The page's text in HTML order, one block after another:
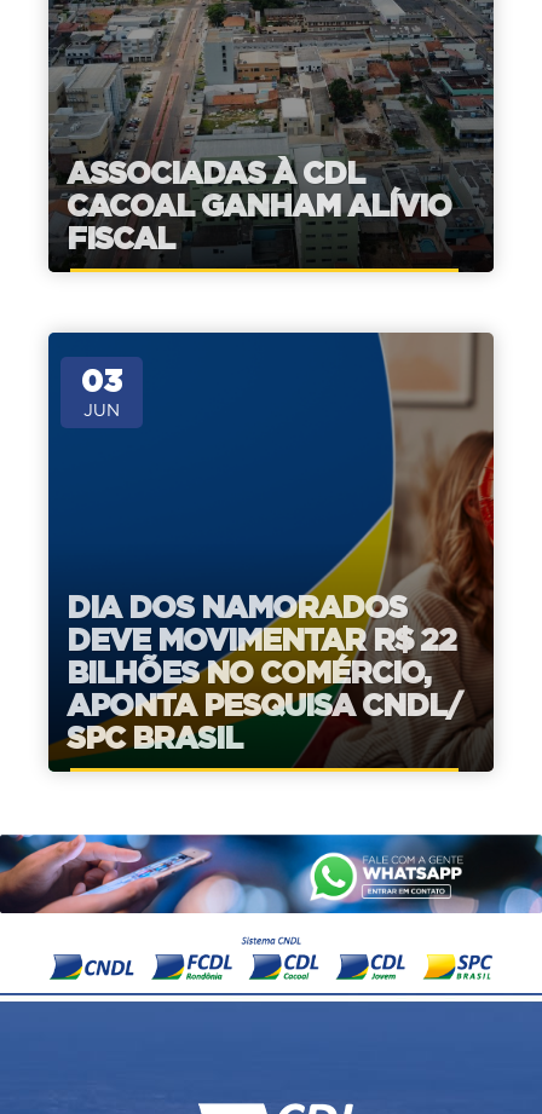
ASSOCIADAS À CDL
CACOAL GANHAM ALÍVIO
FISCAL
03
JUN
DIA DOS NAMORADOS
DEVE MOVIMENTAR R$ 22
BILHÕES NO COMÉRCIO,
APONTA PESQUISA CNDL/
SPC BRASIL